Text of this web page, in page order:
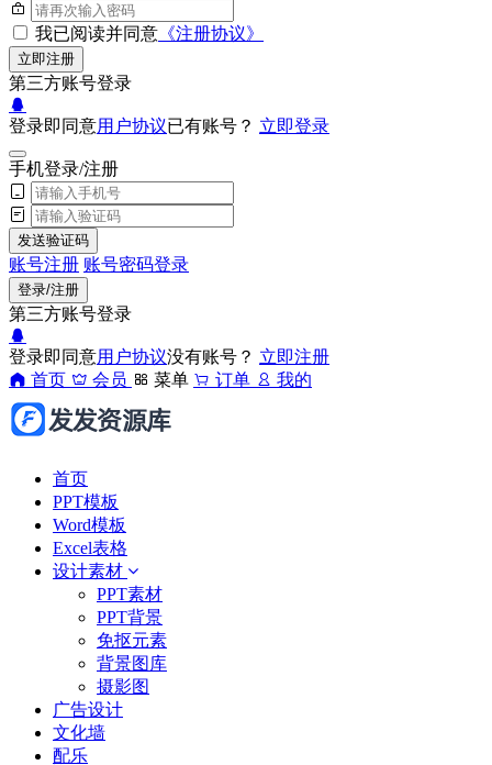
我已阅读并同意 《注册协议》
立即注册
第三方账号登录
登录即同意用户协议已有账号？ 立即登录
手机登录/注册
发送验证码
账号注册 账号密码登录
登录/注册
第三方账号登录
登录即同意用户协议没有账号？ 立即注册
首页
会员 菜单 订单 我的
首页
PPT模板
Word模板
Excel表格
设计素材
PPT素材
PPT背景
免抠元素
背景图库
摄影图
广告设计
文化墙
配乐